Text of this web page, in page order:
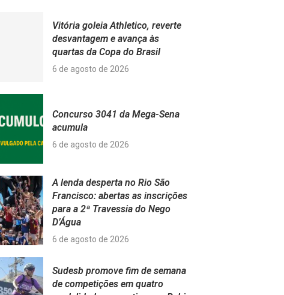
Vitória goleia Athletico, reverte
desvantagem e avança às
quartas da Copa do Brasil
6 de agosto de 2026
Concurso 3041 da Mega-Sena
acumula
6 de agosto de 2026
A lenda desperta no Rio São
Francisco: abertas as inscrições
para a 2ª Travessia do Nego
D’Água
6 de agosto de 2026
Sudesb promove fim de semana
de competições em quatro